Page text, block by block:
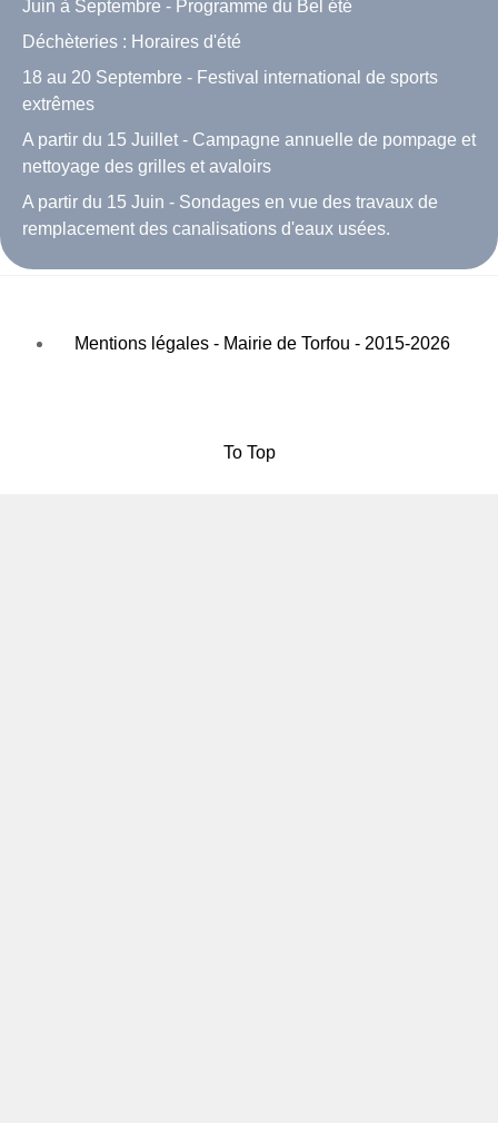
Juin à Septembre - Programme du Bel été
Déchèteries : Horaires d'été
18 au 20 Septembre - Festival international de sports
extrêmes
A partir du 15 Juillet - Campagne annuelle de pompage et
nettoyage des grilles et avaloirs
A partir du 15 Juin - Sondages en vue des travaux de
remplacement des canalisations d'eaux usées.
Mentions légales - Mairie de Torfou - 2015-2026
To Top